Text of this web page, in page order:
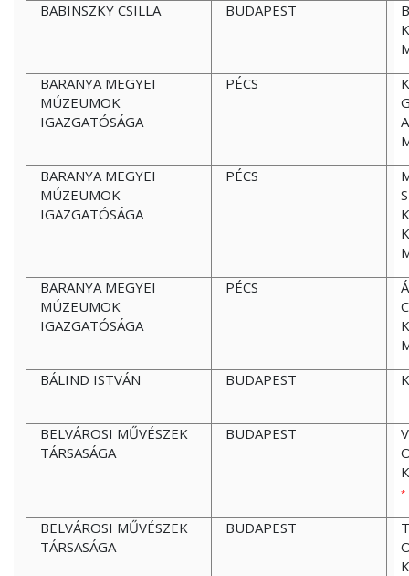
BABINSZKY CSILLA
BUDAPEST
BARANYA MEGYEI
MÚZEUMOK
IGAZGATÓSÁGA
PÉCS
BARANYA MEGYEI
MÚZEUMOK
IGAZGATÓSÁGA
PÉCS
BARANYA MEGYEI
MÚZEUMOK
IGAZGATÓSÁGA
PÉCS
BÁLIND ISTVÁN
BUDAPEST
BELVÁROSI MŰVÉSZEK
TÁRSASÁGA
BUDAPEST
*
BELVÁROSI MŰVÉSZEK
TÁRSASÁGA
BUDAPEST